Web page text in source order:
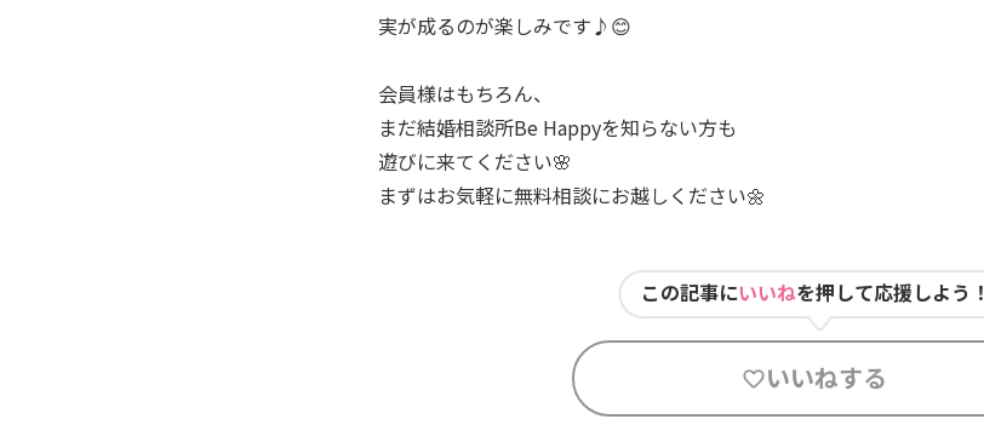
実が成るのが楽しみです♪😊
会員様はもちろん、
まだ結婚相談所Be Happyを知らない方も
遊びに来てください🌸
まずはお気軽に無料相談にお越しください🌼
この記事にいいねを押して応援しよう！
いいねする